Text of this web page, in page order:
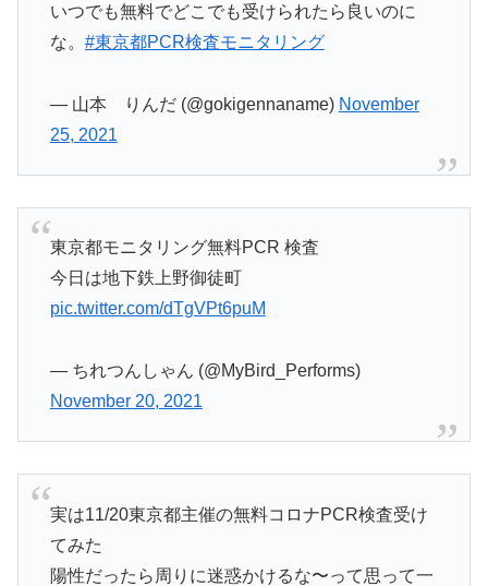
いつでも無料でどこでも受けられたら良いのに
な。 #東京都PCR検査モニタリング
— 山本 りんだ (@gokigennaname) November
25, 2021
東京都モニタリング無料PCR 検査
今日は地下鉄上野御徒町
pic.twitter.com/dTgVPt6puM
— ちれつんしゃん (@MyBird_Performs)
November 20, 2021
実は11/20東京都主催の無料コロナPCR検査受け
てみた
陽性だったら周りに迷惑かけるな〜って思って一